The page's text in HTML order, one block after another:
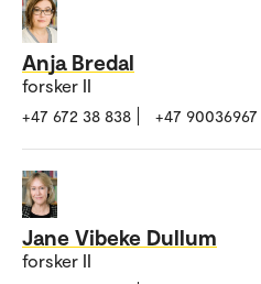
Anja Bredal
forsker II
+47 672 38 838 +47 90036967
Jane Vibeke Dullum
forsker II